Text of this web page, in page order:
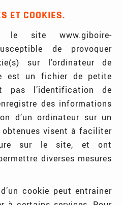
ET COOKIES.
site www.giboire-
de provoquer
sur l’ordinateur de
est un fichier de petite
pas l’identification de
des informations
d’un ordinateur sur un
obtenues visent à faciliter
sur le site, et ont
diverses mesures
cookie peut entraîner